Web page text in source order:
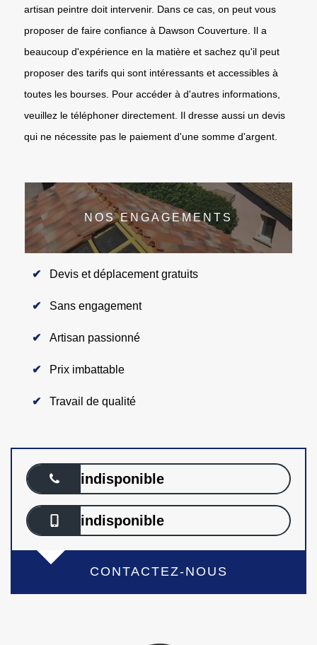
artisan peintre doit intervenir. Dans ce cas, on peut vous
proposer de faire confiance à Dawson Couverture. Il a
beaucoup d'expérience en la matière et sachez qu'il peut
proposer des tarifs qui sont intéressants et accessibles à
toutes les bourses. Pour accéder à d'autres informations,
veuillez le téléphoner directement. Il dresse aussi un devis
qui ne nécessite pas le paiement d'une somme d'argent.
NOS ENGAGEMENTS
Devis et déplacement gratuits
Sans engagement
Artisan passionné
Prix imbattable
Travail de qualité
indisponible
indisponible
CONTACTEZ-NOUS